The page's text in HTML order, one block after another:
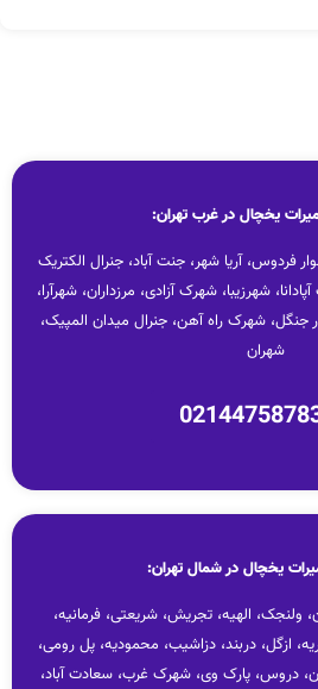
یخچال در غرب تهران:
فردوس، آریا شهر، جنت آباد، جنرال الکتریک
شهرزیبا، شهرک آزادی، مرزداران، شهرآرا،
جنگل، شهرک راه آهن، جنرال میدان المپیک،
شهران
یخچال در شمال تهران:
ولنجک، الهیه، تجریش، شریعتی، فرمانیه،
ازگل، دربند، دزاشیب، محمودیه، پل رومی،
دروس، پارک وی، شهرک غرب، سعادت آباد،